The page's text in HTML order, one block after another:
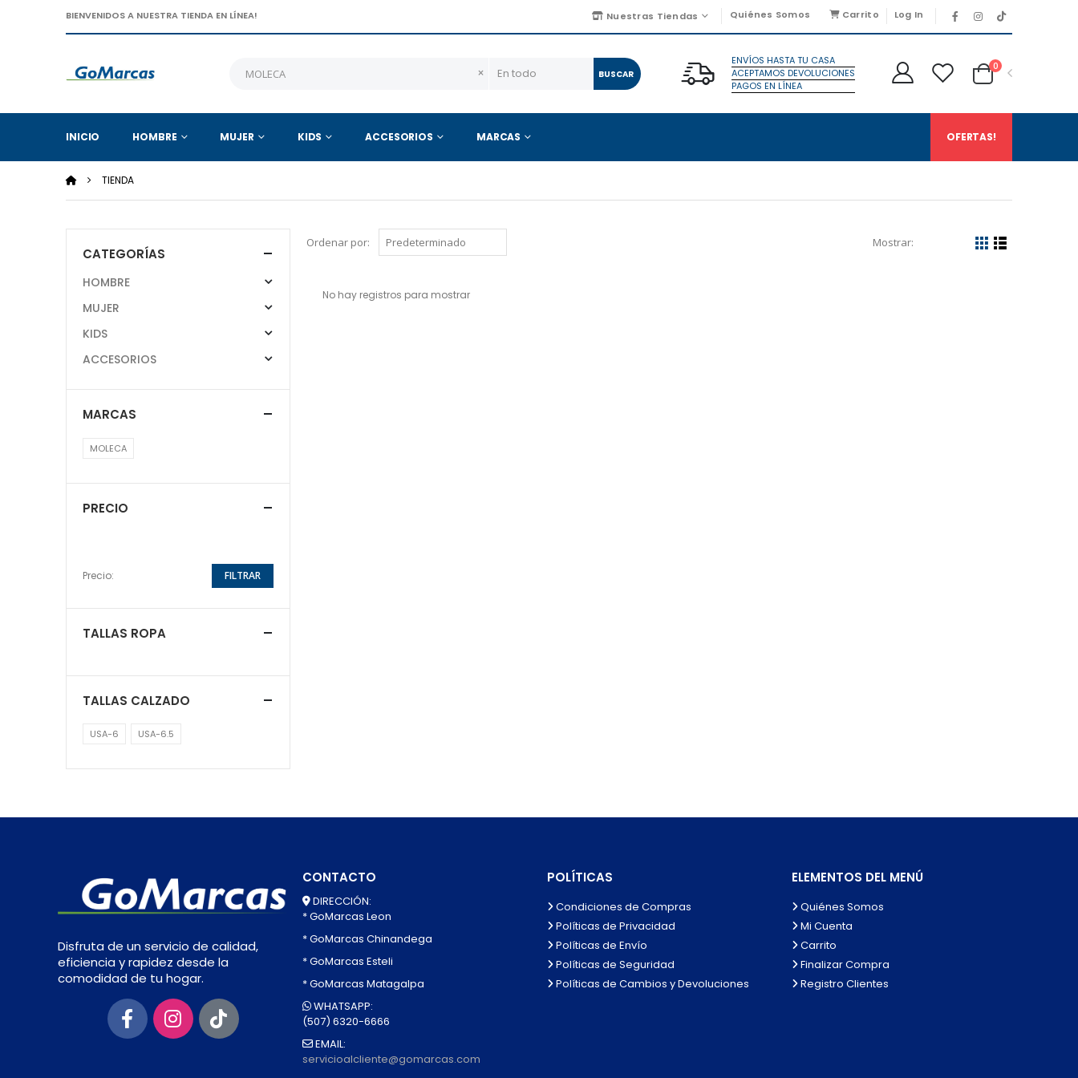
BIENVENIDOS A NUESTRA TIENDA EN LÍNEA! Nuestras Tiendas Quiénes Somos Carrito Log In
× BUSCAR
ENVÍOS HASTA TU CASA
ACEPTAMOS DEVOLUCIONES
PAGOS EN LÍNEA
0
INICIO HOMBRE MUJER KIDS ACCESORIOS MARCAS OFERTAS!
TIENDA
Ordenar por: Mostrar:
No hay registros para mostrar
CATEGORÍAS
HOMBRE
MUJER
KIDS
ACCESORIOS
MARCAS
MOLECA
PRECIO
Precio: FILTRAR
TALLAS ROPA
TALLAS CALZADO
USA-6 USA-6.5
Disfruta de un servicio de calidad,
eficiencia y rapidez desde la
comodidad de tu hogar.
CONTACTO
DIRECCIÓN:
* GoMarcas Leon
* GoMarcas Chinandega
* GoMarcas Esteli
* GoMarcas Matagalpa
WHATSAPP:
(507) 6320-6666
EMAIL:
servicioalcliente@gomarcas.com
POLÍTICAS
Condiciones de Compras
Políticas de Privacidad
Políticas de Envío
Políticas de Seguridad
Políticas de Cambios y Devoluciones
ELEMENTOS DEL MENÚ
Quiénes Somos
Mi Cuenta
Carrito
Finalizar Compra
Registro Clientes